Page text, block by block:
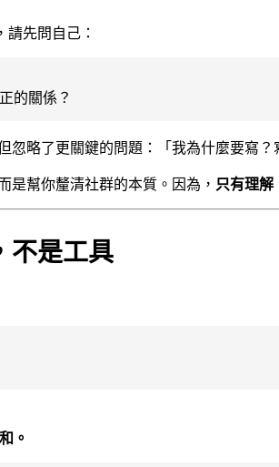
請先問自己：
的關係？
略了更關鍵的問題：「我為什麼要寫？
是幫你釐清社群的本質。因為， 只有理解
不是工具
。